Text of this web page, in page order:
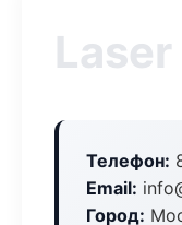
Телефон:
Email:
Город: